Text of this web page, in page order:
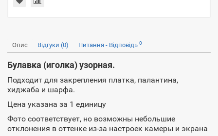
Опис Відгуки (0) Питання - Відповідь 0
Булавка (иголка) узорная.
Подходит для закрепления платка, палантина,
хиджаба и шарфа.
Цена указана за 1 единицу
Фото соответствует, но возможны небольшие
отклонения в оттенке из-за настроек камеры и экрана